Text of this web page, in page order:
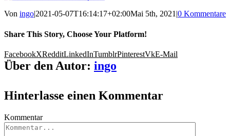
Von ingo|2021-05-07T16:14:17+02:00Mai 5th, 2021|0 Kommentare
Share This Story, Choose Your Platform!
FacebookXRedditLinkedInTumblrPinterestVkE-Mail
Über den Autor: ingo
Hinterlasse einen Kommentar
Kommentar